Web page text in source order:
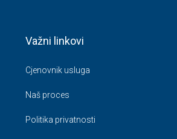
Važni linkovi
Cjenovnik usluga
Naš proces
Politika privatnosti